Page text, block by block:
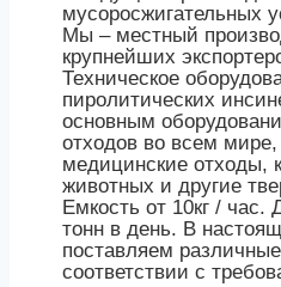
мусоросжигательных
Мы – местный
крупнейших
Техническое
пиролитических
основным
отходов во всем
медицинские
животных и другие
Емкость от 10кг / час.
тонн в день. В
поставляем
соответствии с